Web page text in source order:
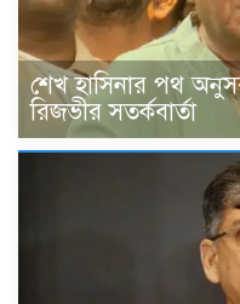
শেখ হাসিনার পথ
রিজভীর সতর্কবার্তা